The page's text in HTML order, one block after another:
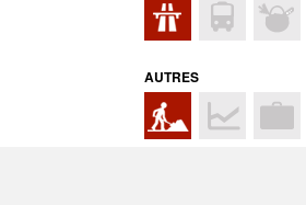
AUTRES